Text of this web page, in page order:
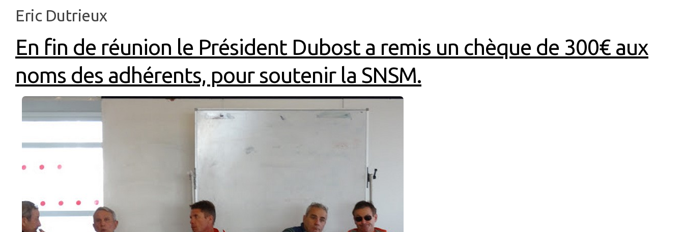
Eric Dutrieux
En fin de réunion le Président Dubost a remis un chèque de 300€ aux
noms des adhérents, pour soutenir la SNSM.